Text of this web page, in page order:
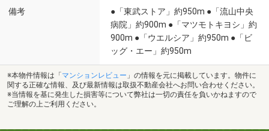
備考
●「東武ストア」約950m ●「流山中央
病院」約900m ●「マツモトキヨシ」約
900m ●「ウエルシア」約950m ●「ビ
ッグ・エー」約950m
※本物件情報は「 マンションレビュー 」の情報を元に掲載しています。物件に
関する正確な情報、及び最新情報は取扱不動産会社へお問い合わせください。
※当情報を基に発生した損害等について弊社は一切の責任を負いかねますので
ご理解の上ご利用ください。